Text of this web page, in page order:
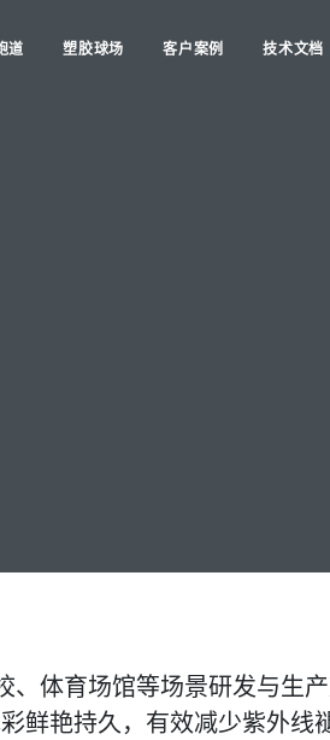
道 塑胶球场 客户案例 技术文档
体育场馆等场景研发与生
鲜艳持久，有效减少紫外线